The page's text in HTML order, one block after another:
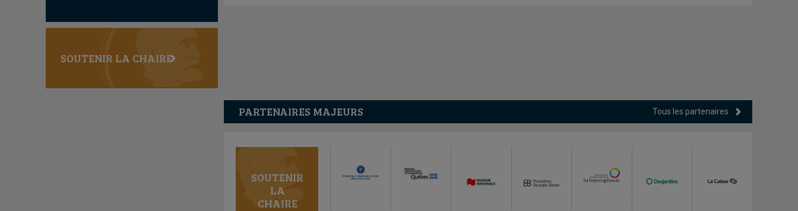
SOUTENIR LA CHAIRE
PARTENAIRES MAJEURS Tous les partenaires
SOUTENIR
LA
CHAIRE